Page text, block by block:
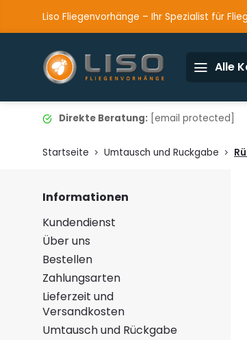
Liso Fliegenvorhänge – Ihr Spezialist für
Alle
Direkte Beratung: [email protected]
Startseite Umtausch und Ruckgabe
Informationen
Kundendienst
Über uns
Bestellen
Zahlungsarten
Lieferzeit und
Versandkosten
Umtausch und Rückgabe